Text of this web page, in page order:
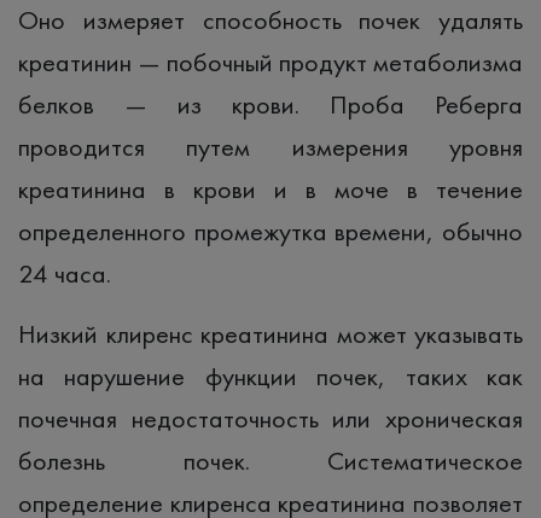
Оно измеряет способность почек удалять
креатинин — побочный продукт метаболизма
белков — из крови. Проба Реберга
проводится путем измерения уровня
креатинина в крови и в моче в течение
определенного промежутка времени, обычно
24 часа.
Низкий клиренс креатинина может указывать
на нарушение функции почек, таких как
почечная недостаточность или хроническая
болезнь почек. Систематическое
определение клиренса креатинина позволяет